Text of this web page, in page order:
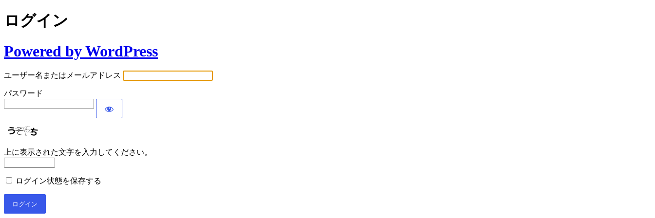
ログイン
Powered by WordPress
ユーザー名またはメールアドレス
パスワード
上に表示された文字を入力してください。
ログイン状態を保存する